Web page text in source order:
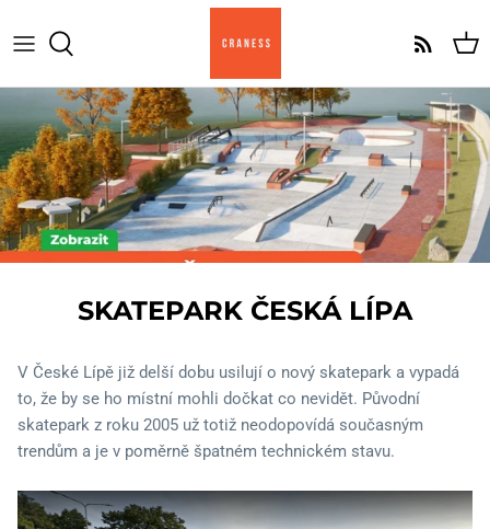
na
Komplety
Skate desky
Griptape
Trucky
Kolečka
Ložiska
Skate hardware
Komplet Am
Komplet Pro
Komplet Cruiser
SKATEPARK ČESKÁ LÍPA
V České Lípě již delší dobu usilují o nový skatepark a vypadá
to, že by se ho místní mohli dočkat co nevidět. Původní
skatepark z roku 2005 už totiž neodopovídá současným
trendům a je v poměrně špatném technickém stavu.